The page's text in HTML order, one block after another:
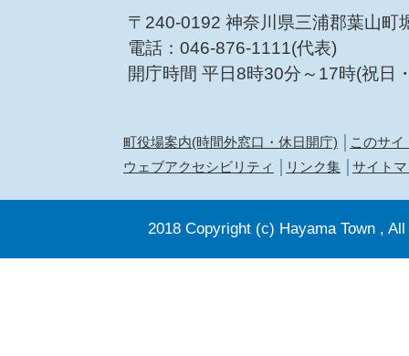
〒240-0192 神奈川県三浦郡葉山町
電話：046-876-1111(代表)
開庁時間 平日8時30分～17時(祝日
町役場案内(時間外窓口・休日開庁)
このサイ
ウェブアクセシビリティ
リンク集 サイト
2018 Copyright (c) Hayama Town ,